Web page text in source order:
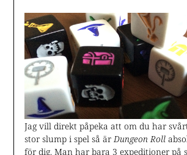
Jag vill direkt påpeka att om du har
stor slump i spel så är Dungeon Roll
för dig. Man har bara 3 expeditioner på